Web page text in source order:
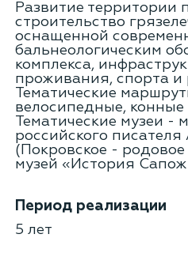
Развитие территории
строительство
оснащенной
бальнеологическим
комплекса,
проживания, спорта и
Тематические
велосипедные, конные
Тематические музеи -
российского писателя
(Покровское - родовое
музей «История
Период реализации
5 лет